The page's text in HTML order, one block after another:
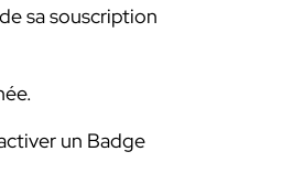
sa souscription
un Badge